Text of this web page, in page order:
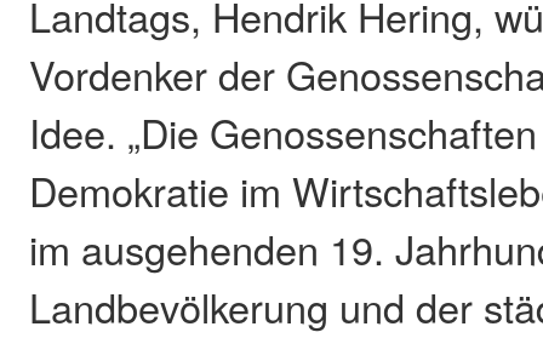
Landtags, Hendrik Hering,
Vordenker der
Idee. „Die
Demokratie im
im ausgehenden 19.
Landbevölkerung und der